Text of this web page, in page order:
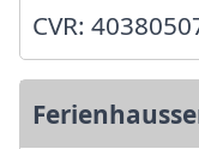
CVR: